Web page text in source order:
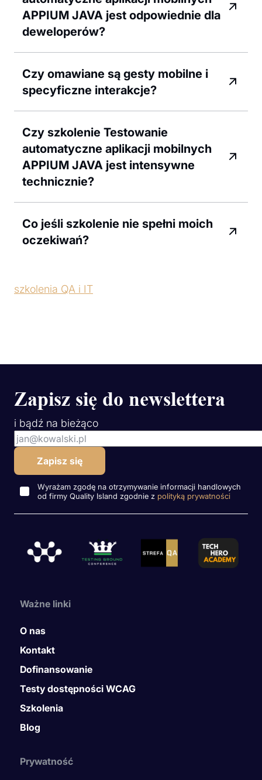
APPIUM JAVA jest odpowiednie dla
deweloperów?
Czy omawiane są gesty mobilne i
specyficzne interakcje?
Czy szkolenie Testowanie
automatyczne aplikacji mobilnych
APPIUM JAVA jest intensywne
technicznie?
Co jeśli szkolenie nie spełni moich
oczekiwań?
szkolenia QA i IT
Zapisz się do newslettera
i bądź na bieżąco
Wyrażam zgodę na otrzymywanie informacji handlowych
od firmy Quality Island zgodnie z polityką prywatności
Ważne linki
O nas
Kontakt
Dofinansowanie
Testy dostępności WCAG
Szkolenia
Blog
Prywatność